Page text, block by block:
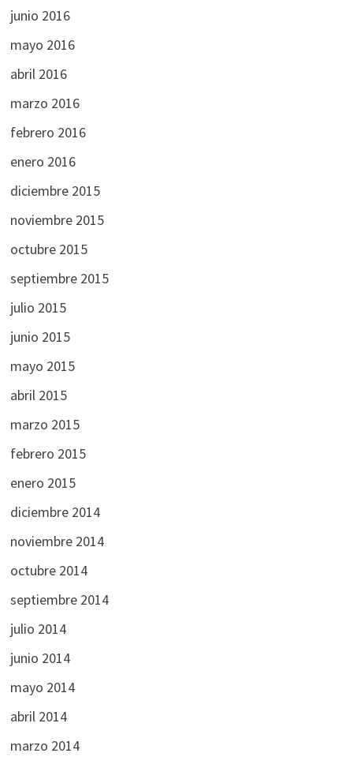
junio 2016
mayo 2016
abril 2016
marzo 2016
febrero 2016
enero 2016
diciembre 2015
noviembre 2015
octubre 2015
septiembre 2015
julio 2015
junio 2015
mayo 2015
abril 2015
marzo 2015
febrero 2015
enero 2015
diciembre 2014
noviembre 2014
octubre 2014
septiembre 2014
julio 2014
junio 2014
mayo 2014
abril 2014
marzo 2014